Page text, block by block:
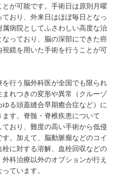
が可能です。手術日は原則月曜
おり、外来日はほぼ毎日となっ
病院としてふさわしい高度な治
っており、脳の深部にできた癌
鏡を用いた手術を行うことが可
行う脳外科医が全国でも限られ
れつきの変形や異常（クルーゾ
る頭蓋縫合早期癒合症など）に
す。脊髄・脊椎疾患について
おり、難度の高い手術から低侵
。加えて、脳動脈瘤などのコイ
に対する溶解、血栓回収などの
科治療以外のオプションが行え
ています。